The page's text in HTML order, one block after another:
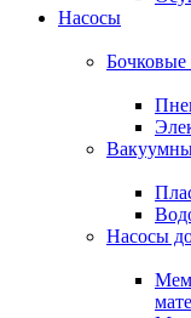
Насосы
Бочковые
Насосы